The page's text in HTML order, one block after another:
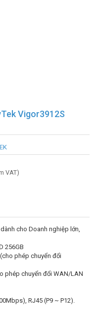
Vigor3912S
VAT)
cho Doanh nghiệp lớn,
256GB
phép chuyển đổi
phép chuyển đổi WAN/LAN
RJ45 (P9 ~ P12).